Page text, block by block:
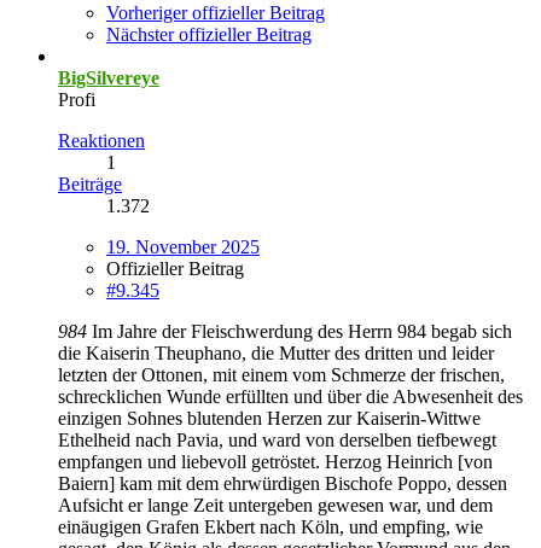
Vorheriger offizieller Beitrag
Nächster offizieller Beitrag
BigSilvereye
Profi
Reaktionen
1
Beiträge
1.372
19. November 2025
Offizieller Beitrag
#9.345
984 Im Jahre der Fleischwerdung des Herrn 984 begab sich
die Kaiserin Theuphano, die Mutter des dritten und leider
letzten der Ottonen, mit einem vom Schmerze der frischen,
schrecklichen Wunde erfüllten und über die Abwesenheit des
einzigen Sohnes blutenden Herzen zur Kaiserin-Wittwe
Ethelheid nach Pavia, und ward von derselben tiefbewegt
empfangen und liebevoll getröstet. Herzog Heinrich [von
Baiern] kam mit dem ehrwürdigen Bischofe Poppo, dessen
Aufsicht er lange Zeit untergeben gewesen war, und dem
einäugigen Grafen Ekbert nach Köln, und empfing, wie